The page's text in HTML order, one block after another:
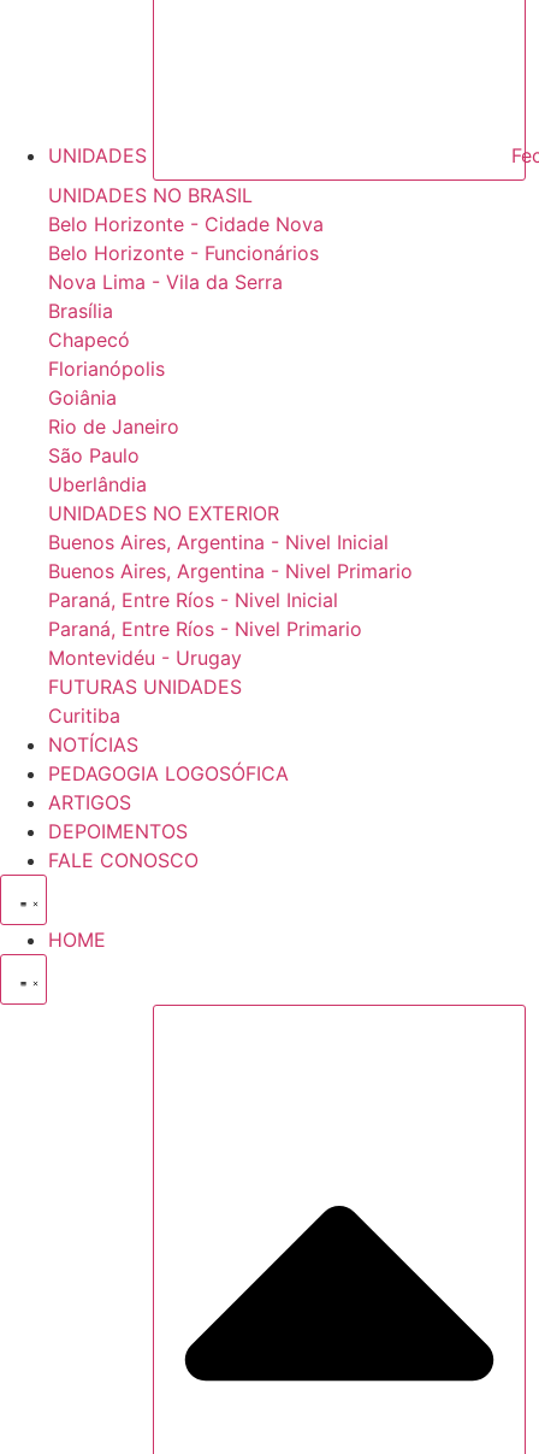
UNIDADES
UNIDADES NO BRASIL
Belo Horizonte - Cidade Nova
Belo Horizonte - Funcionários
Nova Lima - Vila da Serra
Brasília
Chapecó
Florianópolis
Goiânia
Rio de Janeiro
São Paulo
Uberlândia
UNIDADES NO EXTERIOR
Buenos Aires, Argentina - Nivel Inicial
Buenos Aires, Argentina - Nivel Primario
Paraná, Entre Ríos - Nivel Inicial
Paraná, Entre Ríos - Nivel Primario
Montevidéu - Urugay
FUTURAS UNIDADES
Curitiba
NOTÍCIAS
PEDAGOGIA LOGOSÓFICA
ARTIGOS
DEPOIMENTOS
FALE CONOSCO
HOME